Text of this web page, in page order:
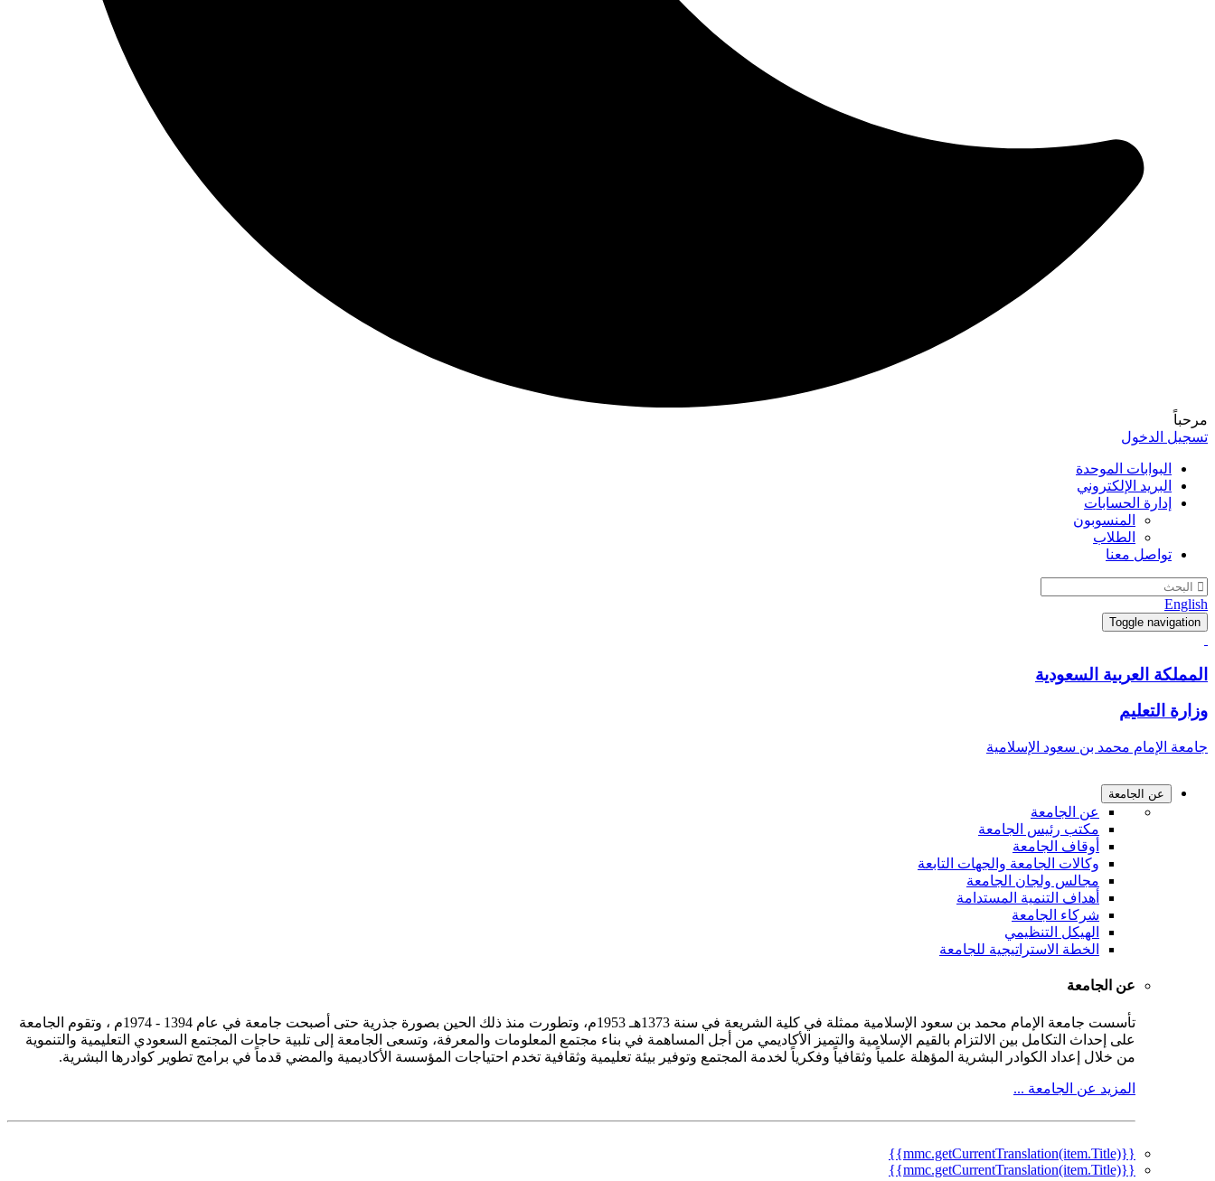
مرحباً
تسجيل الدخول
البوابات الموحدة
البريد الإلكتروني
إدارة الحسابات
المنسوبون
الطلاب
تواصل معنا
English
Toggle navigation
المملكة العربية السعودية
وزارة التعليم
جامعة الإمام محمد بن سعود الإسلامية
عن الجامعة
عن الجامعة
مكتب رئيس الجامعة
أوقاف الجامعة
وكالات الجامعة والجهات التابعة
مجالس ولجان الجامعة
أهداف التنمية المستدامة
شركاء الجامعة
الهيكل التنظيمي
الخطة الاستراتيجية للجامعة
عن الجامعة
تأسست جامعة الإمام محمد بن سعود الإسلامية ممثلة في كلية الشريعة في سنة 1373هـ 1953م، وتطورت منذ ذلك الحين بصورة جذرية حتى أصبحت جامعة في عام 1394 - 1974م ، وتقوم الجامعة
على إحداث التكامل بين الالتزام بالقيم الإسلامية والتميز الأكاديمي من أجل المساهمة في بناء مجتمع المعلومات والمعرفة، وتسعى الجامعة إلى تلبية حاجات المجتمع السعودي التعليمية والتنموية
من خلال إعداد الكوادر البشرية المؤهلة علمياً وثقافياً وفكرياً لخدمة المجتمع وتوفير بيئة تعليمية وثقافية تخدم احتياجات المؤسسة الأكاديمية والمضي قدماً في برامج تطوير كوادرها البشرية.
المزيد عن الجامعة ...
{{mmc.getCurrentTranslation(item.Title)}}
{{mmc.getCurrentTranslation(item.Title)}}